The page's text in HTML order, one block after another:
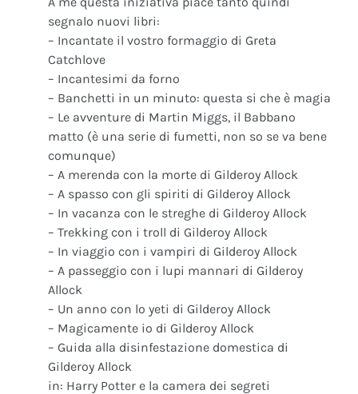
segnalo nuovi libri:
– Incantate il vostro formaggio di Greta
Catchlove
– Incantesimi da forno
– Banchetti in un minuto: questa si che è magia
– Le avventure di Martin Miggs, il Babbano
matto (è una serie di fumetti, non so se va bene
comunque)
– A merenda con la morte di Gilderoy Allock
– A spasso con gli spiriti di Gilderoy Allock
– In vacanza con le streghe di Gilderoy Allock
– Trekking con i troll di Gilderoy Allock
– In viaggio con i vampiri di Gilderoy Allock
– A passeggio con i lupi mannari di Gilderoy
Allock
– Un anno con lo yeti di Gilderoy Allock
– Magicamente io di Gilderoy Allock
– Guida alla disinfestazione domestica di
Gilderoy Allock
in: Harry Potter e la camera dei segreti